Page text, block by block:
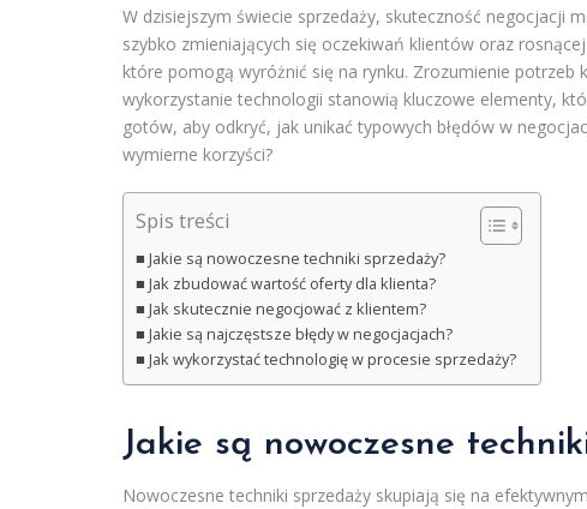
W dzisiejszym świecie sprzedaży, skuteczność negocjacji
szybko zmieniających się oczekiwań klientów oraz
które pomogą wyróżnić się na rynku. Zrozumienie
wykorzystanie technologii stanowią kluczowe elementy,
gotów, aby odkryć, jak unikać typowych błędów w
wymierne korzyści?
Spis treści
Jakie są nowoczesne techniki sprzedaży?
Jak zbudować wartość oferty dla klienta?
Jak skutecznie negocjować z klientem?
Jakie są najczęstsze błędy w negocjacjach?
Jak wykorzystać technologię w procesie sprzedaży?
Jakie są nowoczesne
Nowoczesne techniki sprzedaży skupiają się na